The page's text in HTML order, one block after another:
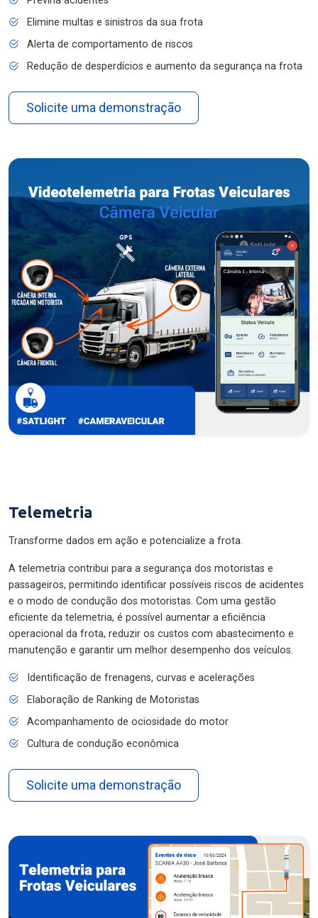
Elimine multas e sinistros da sua frota
Alerta de comportamento de riscos
Redução de desperdícios e aumento da segurança na frota
Solicite uma demonstração
Telemetria
Transforme dados em ação e potencialize a frota.
A telemetria contribui para a segurança dos motoristas e
passageiros, permitindo identificar possíveis riscos de acidentes
e o modo de condução dos motoristas. Com uma gestão
eficiente da telemetria, é possível aumentar a eficiência
operacional da frota, reduzir os custos com abastecimento e
manutenção e garantir um melhor desempenho dos veículos.
Identificação de frenagens, curvas e acelerações
Elaboração de Ranking de Motoristas
Acompanhamento de ociosidade do motor
Cultura de condução econômica
Solicite uma demonstração